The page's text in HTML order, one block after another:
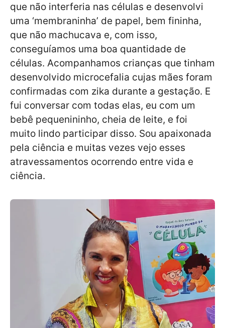
que não interferia nas células e desenvolvi
uma ‘membraninha’ de papel, bem fininha,
que não machucava e, com isso,
conseguíamos uma boa quantidade de
células. Acompanhamos crianças que tinham
desenvolvido microcefalia cujas mães foram
confirmadas com zika durante a gestação. E
fui conversar com todas elas, eu com um
bebê pequenininho, cheia de leite, e foi
muito lindo participar disso. Sou apaixonada
pela ciência e muitas vezes vejo esses
atravessamentos ocorrendo entre vida e
ciência.